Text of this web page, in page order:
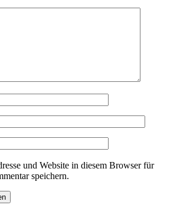
und Website in diesem Browser für
speichern.